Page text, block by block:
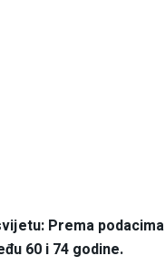
Prema podacima
60 i 74 godine.